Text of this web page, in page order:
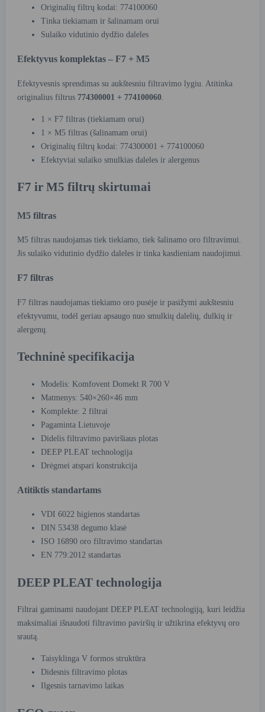
Originalių filtrų kodai: 774100060
Tinka tiekiamam ir šalinamam orui
Sulaiko vidutinio dydžio daleles
Efektyvus komplektas – F7 + M5
Efektyvesnis sprendimas su aukštesniu filtravimo lygiu. Atitinka
originalius filtrus 774300001 + 774100060
1 × F7 filtras (tiekiamam orui)
1 × M5 filtras (šalinamam orui)
Originalių filtrų kodai: 774300001 + 774100060
Efektyviai sulaiko smulkias daleles ir alergenus
F7 ir M5 filtrų skirtumai
M5 filtras
M5 filtras naudojamas tiek tiekiamo, tiek šalinamo oro filtravimui.
Jis sulaiko vidutinio dydžio daleles ir tinka kasdieniam naudojimui.
F7 filtras
F7 filtras naudojamas tiekiamo oro pusėje ir pasižymi aukštesniu
efektyvumu, todėl geriau apsaugo nuo smulkių dalelių, dulkių ir
alergenų.
Techninė specifikacija
Modelis: Komfovent Domekt R 700 V
Matmenys: 540×260×46 mm
Komplekte: 2 filtrai
Pagaminta Lietuvoje
Didelis filtravimo paviršiaus plotas
DEEP PLEAT technologija
Drėgmei atspari konstrukcija
Atitiktis standartams
VDI 6022 higienos standartas
DIN 53438 degumo klasė
ISO 16890 oro filtravimo standartas
EN 779:2012 standartas
DEEP PLEAT technologija
Filtrai gaminami naudojant DEEP PLEAT technologiją, kuri leidžia
maksimaliai išnaudoti filtravimo paviršių ir užtikrina efektyvų oro
srautą.
Taisyklinga V formos struktūra
Didesnis filtravimo plotas
Ilgesnis tarnavimo laikas